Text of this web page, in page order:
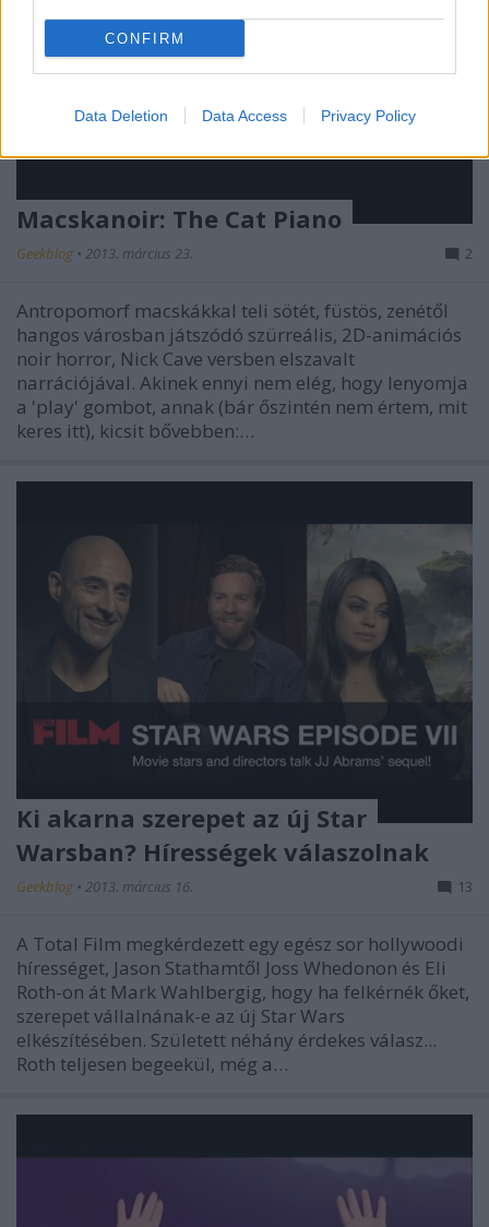
CONFIRM
Data Deletion Data Access Privacy Policy
Macskanoir: The Cat Piano
Geekblog • 2013. március 23. 2
Antropomorf macskákkal teli sötét, füstös, zenétől
hangos városban játszódó szürreális, 2D-animációs
noir horror, Nick Cave versben elszavalt
narrációjával. Akinek ennyi nem elég, hogy lenyomja
a 'play' gombot, annak (bár őszintén nem értem, mit
keres itt), kicsit bővebben:…
Ki akarna szerepet az új Star
Warsban? Hírességek válaszolnak
Geekblog • 2013. március 16. 13
A Total Film megkérdezett egy egész sor hollywoodi
hírességet, Jason Stathamtől Joss Whedonon és Eli
Roth-on át Mark Wahlbergig, hogy ha felkérnék őket,
szerepet vállalnának-e az új Star Wars
elkészítésében. Született néhány érdekes válasz...
Roth teljesen begeekül, még a…